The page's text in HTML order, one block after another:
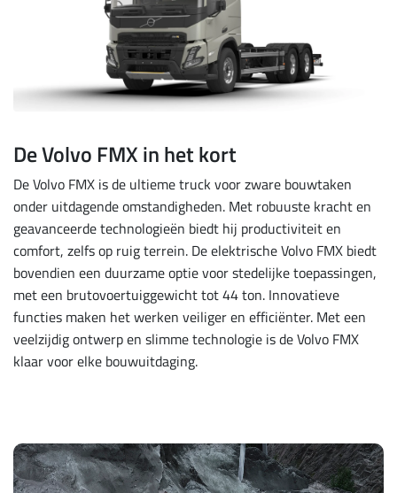
De Volvo FMX in het kort
De Volvo FMX is de ultieme truck voor zware bouwtaken
onder uitdagende omstandigheden. Met robuuste kracht en
geavanceerde technologieën biedt hij productiviteit en
comfort, zelfs op ruig terrein. De elektrische Volvo FMX biedt
bovendien een duurzame optie voor stedelijke toepassingen,
met een brutovoertuiggewicht tot 44 ton. Innovatieve
functies maken het werken veiliger en efficiënter. Met een
veelzijdig ontwerp en slimme technologie is de Volvo FMX
klaar voor elke bouwuitdaging.